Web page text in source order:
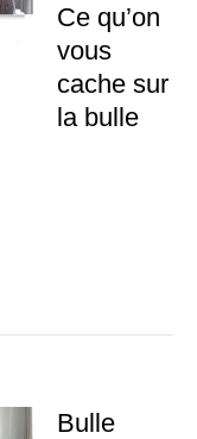
Ce qu’on
vous
cache sur
la bulle
Bulle